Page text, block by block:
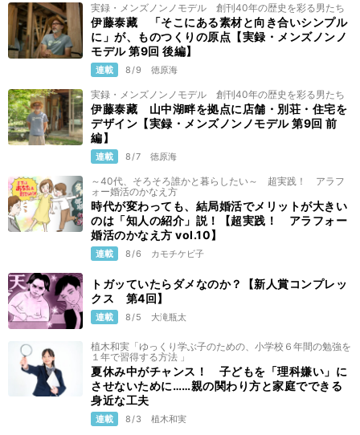
実録・メンズノンノモデル 創刊40年の歴史を彩る男たち
伊藤泰藏 「そこにある素材と向き合いシンプル
に」が、ものつくりの原点【実録・メンズノンノ
モデル 第9回 後編】
連載 8/9 徳原海
実録・メンズノンノモデル 創刊40年の歴史を彩る男たち
伊藤泰藏 山中湖畔を拠点に店舗・別荘・住宅を
デザイン【実録・メンズノンノモデル 第9回 前
編】
連載 8/7 徳原海
～40代、そろそろ誰かと暮らしたい～ 超実践！ アラフ
ォー婚活のかなえ方
時代が変わっても、結局婚活でメリットが大きい
のは「知人の紹介」説！【超実践！ アラフォー
婚活のかなえ方 vol.10】
連載 8/6 カモチケビ子
トガッていたらダメなのか？【新人賞コンプレッ
クス 第4回】
連載 8/5 大滝瓶太
植木和実「ゆっくり学ぶ子のための、小学校６年間の勉強を
１年で習得する方法 」
夏休み中がチャンス！ 子どもを「理科嫌い」に
させないために……親の関わり方と家庭でできる
身近な工夫
連載 8/3 植木和実